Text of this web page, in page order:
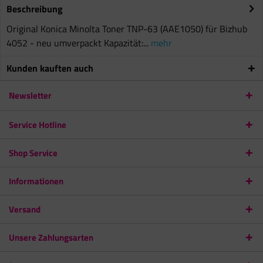
Beschreibung
Original Konica Minolta Toner TNP-63 (AAE1050) für Bizhub
4052 - neu umverpackt Kapazität:... mehr
Kunden kauften auch
Newsletter
Service Hotline
Shop Service
Informationen
Versand
Unsere Zahlungsarten